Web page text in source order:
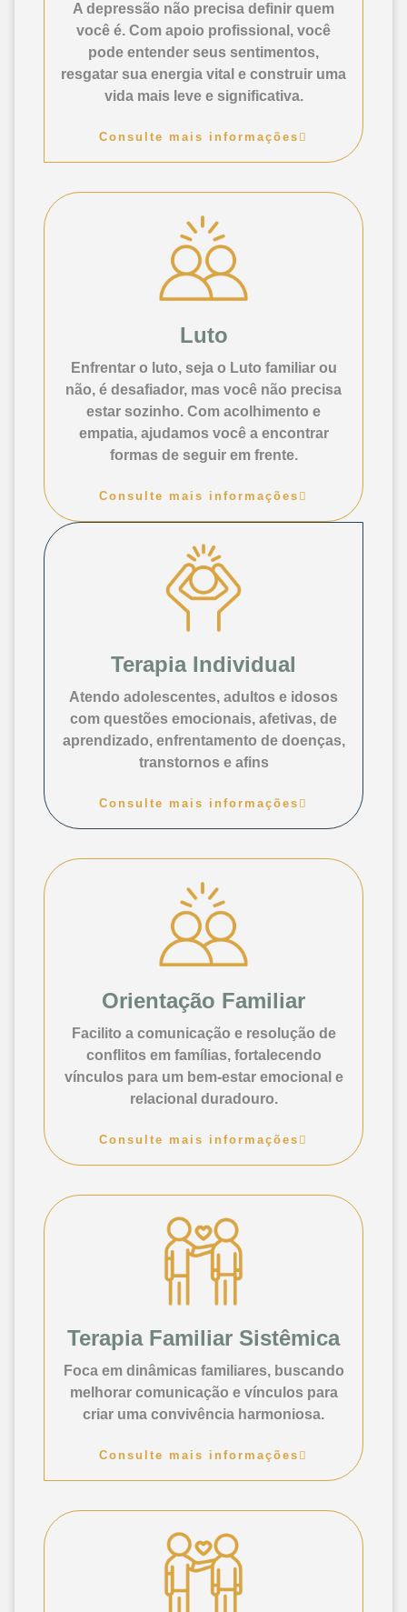
A depressão não precisa definir quem
você é. Com apoio profissional, você
pode entender seus sentimentos,
resgatar sua energia vital e construir uma
vida mais leve e significativa.
Consulte mais informações
Luto
Enfrentar o luto, seja o Luto familiar ou
não, é desafiador, mas você não precisa
estar sozinho. Com acolhimento e
empatia, ajudamos você a encontrar
formas de seguir em frente.
Consulte mais informações
Terapia Individual
Atendo adolescentes, adultos e idosos
com questões emocionais, afetivas, de
aprendizado, enfrentamento de doenças,
transtornos e afins
Consulte mais informações
Orientação Familiar
Facilito a comunicação e resolução de
conflitos em famílias, fortalecendo
vínculos para um bem-estar emocional e
relacional duradouro.
Consulte mais informações
Terapia Familiar Sistêmica
Foca em dinâmicas familiares, buscando
melhorar comunicação e vínculos para
criar uma convivência harmoniosa.
Consulte mais informações